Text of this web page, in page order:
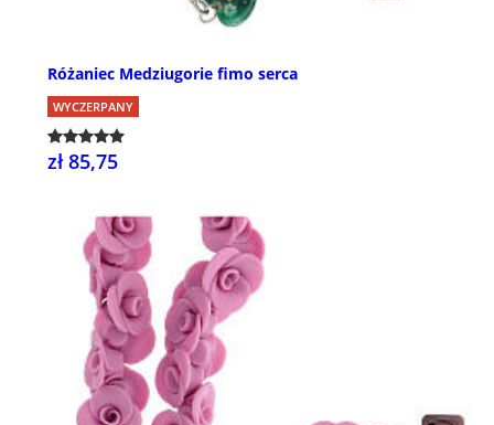
Różaniec Medziugorie fimo serca
WYCZERPANY
zł 85,75